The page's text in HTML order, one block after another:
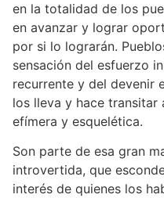
en la totalidad de los
en avanzar y lograr
por si lo lograrán.
sensación del esfuerzo
recurrente y del devenir
los lleva y hace
efímera y esquelética.
Son parte de esa gran
introvertida, que
interés de quienes los